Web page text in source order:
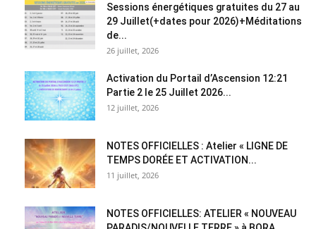
Sessions énergétiques gratuites du 27 au
29 Juillet(+dates pour 2026)+Méditations
de...
26 juillet, 2026
Activation du Portail d’Ascension 12:21
Partie 2 le 25 Juillet 2026...
12 juillet, 2026
NOTES OFFICIELLES : Atelier « LIGNE DE
TEMPS DORÉE ET ACTIVATION...
11 juillet, 2026
NOTES OFFICIELLES: ATELIER « NOUVEAU